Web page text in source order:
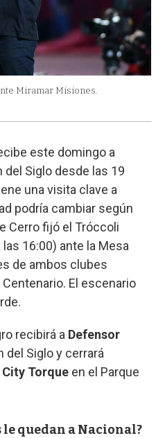
Miramar Misiones.
este domingo a
del Siglo desde las 19
una visita clave a
podría cambiar según
Cerro fijó el Tróccoli
16:00) ante la Mesa
de ambos clubes
El escenario
recibirá a Defensor
del Siglo y cerrará
Torque en el Parque
le quedan a Nacional?